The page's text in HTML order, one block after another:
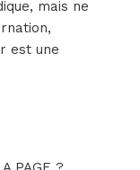
mais ne
est une